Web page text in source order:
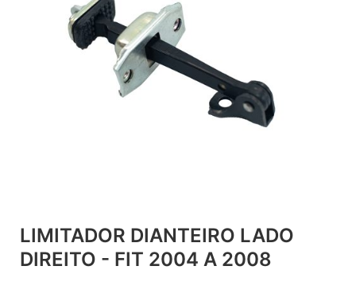
LIMITADOR DIANTEIRO LADO
DIREITO - FIT 2004 A 2008